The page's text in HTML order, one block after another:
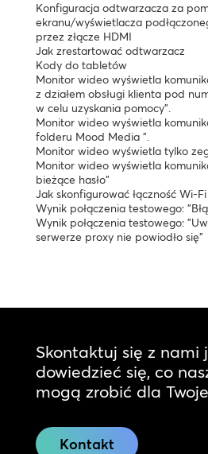
Konfiguracja odtwarzacza za
ekranu/wyświetlacza
przez złącze HDMI
Jak zrestartować odtwarzacz
Kody do tabletów
Monitor wideo wyświetla
z działem obsługi klienta pod
w celu uzyskania pomocy".
Monitor wideo wyświetla
folderu Mood Media ".
Monitor wideo wyświetla tylko
Monitor wideo wyświetla
bieżące hasło"
Jak skonfigurować łączność Wi-
Wynik połączenia testowego:
Wynik połączenia testowego:
serwerze proxy nie powiodło się"
Skontaktuj się z nami
dowiedzieć się, co
mogą zrobić dla
Kontakt